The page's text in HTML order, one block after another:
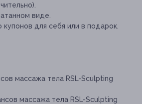
виде.
для себя или в подарок.
массажа тела RSL-Sculpting
массажа тела RSL-Sculpting